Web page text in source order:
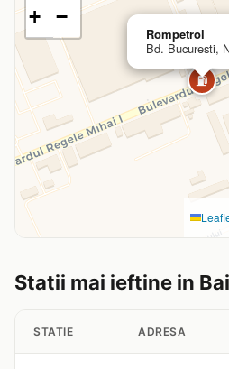
⛽
Rompetrol
Bd. Bucuresti,
+ −
Statii mai ieftine in
STATIE ADRESA